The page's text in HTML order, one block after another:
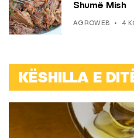
Shumë Mish
AGROWEB 4
KËSHILLA E